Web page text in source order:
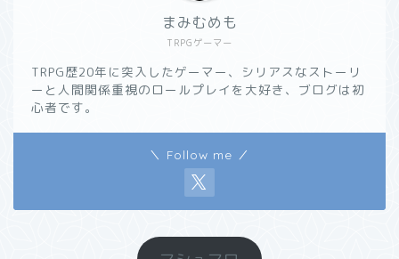
TRPGゲーマー
まみむめも
TRPG歴20年に突入したゲーマー、シリアスなストーリ
ーと人間関係重視のロールプレイを大好き、ブログは初
心者です。
＼ Follow me ／